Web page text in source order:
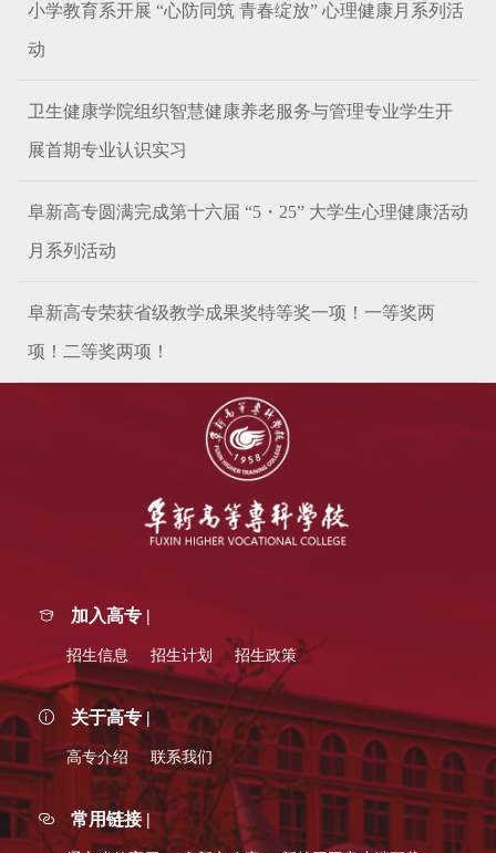
小学教育系开展 “心防同筑 青春绽放” 心理健康月系列活
动
卫生健康学院组织智慧健康养老服务与管理专业学生开
展首期专业认识实习
阜新高专圆满完成第十六届 “5・25” 大学生心理健康活动
月系列活动
阜新高专荣获省级教学成果奖特等奖一项！一等奖两
项！二等奖两项！
加入高专 |
招生信息 招生计划 招生政策
关于高专 |
高专介绍 联系我们
常用链接 |